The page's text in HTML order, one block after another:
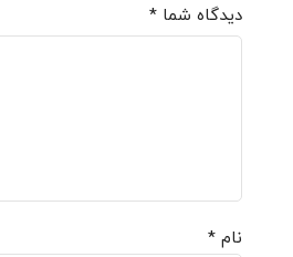
دیدگاه شما *
نام *